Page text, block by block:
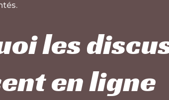
les
en ligne